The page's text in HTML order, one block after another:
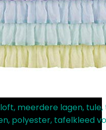
meerdere lagen,
polyester, tafelkleed